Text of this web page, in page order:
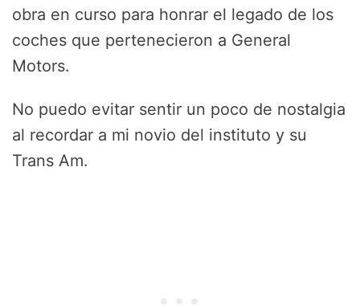
obra en curso para honrar el legado de los
coches que pertenecieron a General
Motors.
No puedo evitar sentir un poco de nostalgia
al recordar a mi novio del instituto y su
Trans Am.